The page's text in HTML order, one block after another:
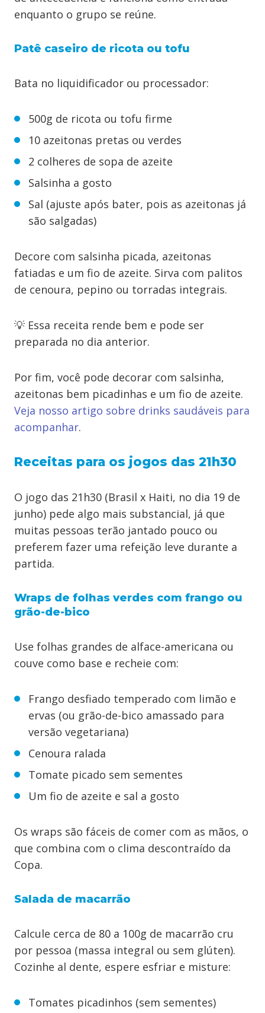
enquanto o grupo se reúne.
Patê caseiro de ricota ou tofu
Bata no liquidificador ou processador:
500g de ricota ou tofu firme
10 azeitonas pretas ou verdes
2 colheres de sopa de azeite
Salsinha a gosto
Sal (ajuste após bater, pois as azeitonas já
são salgadas)
Decore com salsinha picada, azeitonas
fatiadas e um fio de azeite. Sirva com palitos
de cenoura, pepino ou torradas integrais.
💡 Essa receita rende bem e pode ser
preparada no dia anterior.
Por fim, você pode decorar com salsinha,
azeitonas bem picadinhas e um fio de azeite.
Veja nosso artigo sobre drinks saudáveis para
acompanhar.
Receitas para os jogos das 21h30
O jogo das 21h30 (Brasil x Haiti, no dia 19 de
junho) pede algo mais substancial, já que
muitas pessoas terão jantado pouco ou
preferem fazer uma refeição leve durante a
partida.
Wraps de folhas verdes com frango ou
grão-de-bico
Use folhas grandes de alface-americana ou
couve como base e recheie com:
Frango desfiado temperado com limão e
ervas (ou grão-de-bico amassado para
versão vegetariana)
Cenoura ralada
Tomate picado sem sementes
Um fio de azeite e sal a gosto
Os wraps são fáceis de comer com as mãos, o
que combina com o clima descontraído da
Copa.
Salada de macarrão
Calcule cerca de 80 a 100g de macarrão cru
por pessoa (massa integral ou sem glúten).
Cozinhe al dente, espere esfriar e misture:
Tomates picadinhos (sem sementes)